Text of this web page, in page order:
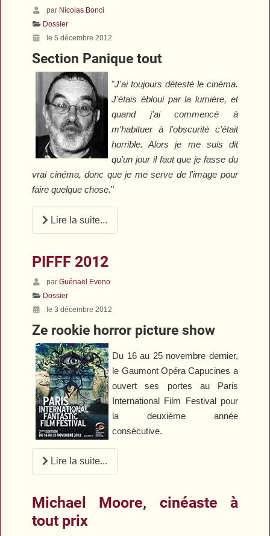
par Nicolas Bonci
Dossier
le 5 décembre 2012
Section Panique tout
"J'ai toujours détesté le cinéma.
J'étais ébloui par la lumière, et
quand j'ai commencé à
m'habituer à l'obscurité c'était
horrible. Alors je me suis dit
qu'un jour il faut que je fasse du
vrai cinéma, donc que je me serve de l'image pour
faire quelque chose."
Lire la suite...
PIFFF 2012
parGuénaël Eveno
Dossier
le 3 décembre 2012
Ze rookie horror picture show
Du 16 au 25 novembre dernier,
le Gaumont Opéra Capucines a
ouvert ses portes au Paris
International Film Festival pour
la deuxième année
consécutive.
Lire la suite...
Michael Moore, cinéaste à
tout prix